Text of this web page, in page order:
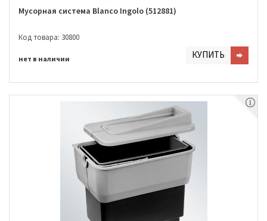
Мусорная система Blanco Ingolo (512881)
Код товара: 30800
нет в наличии КУПИТЬ